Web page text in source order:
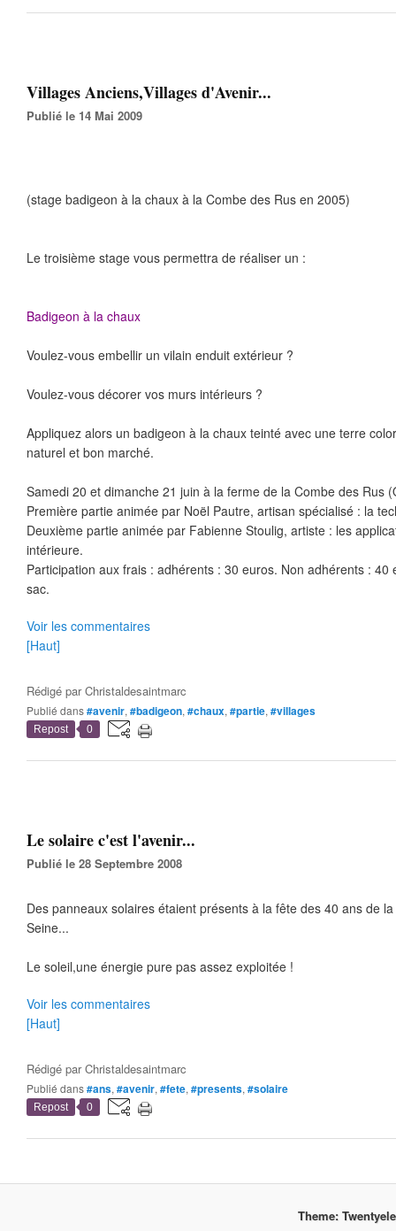
Villages Anciens,Villages d'Avenir...
Publié le 14 Mai 2009
(stage badigeon à la chaux à la Combe des Rus en 2005)
Le troisième stage vous permettra de réaliser un :
Badigeon à la chaux
Voulez-vous embellir un vilain enduit extérieur ?
Voulez-vous décorer vos murs intérieurs ?
Appliquez alors un badigeon à la chaux teinté avec une terre
naturel et bon marché.
Samedi 20 et dimanche 21 juin à la ferme de la Combe des Rus
Première partie animée par Noël Pautre, artisan spécialisé : la
Deuxième partie animée par Fabienne Stoulig, artiste : les
intérieure.
Participation aux frais : adhérents : 30 euros. Non adhérents : 40
sac.
Voir les commentaires
[Haut]
Rédigé parChristaldesaintmarc
Publié dans#avenir, #badigeon, #chaux, #partie, #villages
Repost 0
Le solaire c'est l'avenir...
Publié le 28 Septembre 2008
Des panneaux solaires étaient présents à la fête des 40 ans de
Seine...
Le soleil,une énergie pure pas assez exploitée !
Voir les commentaires
[Haut]
Rédigé parChristaldesaintmarc
Publié dans#ans, #avenir, #fete, #presents, #solaire
Repost 0
Theme: